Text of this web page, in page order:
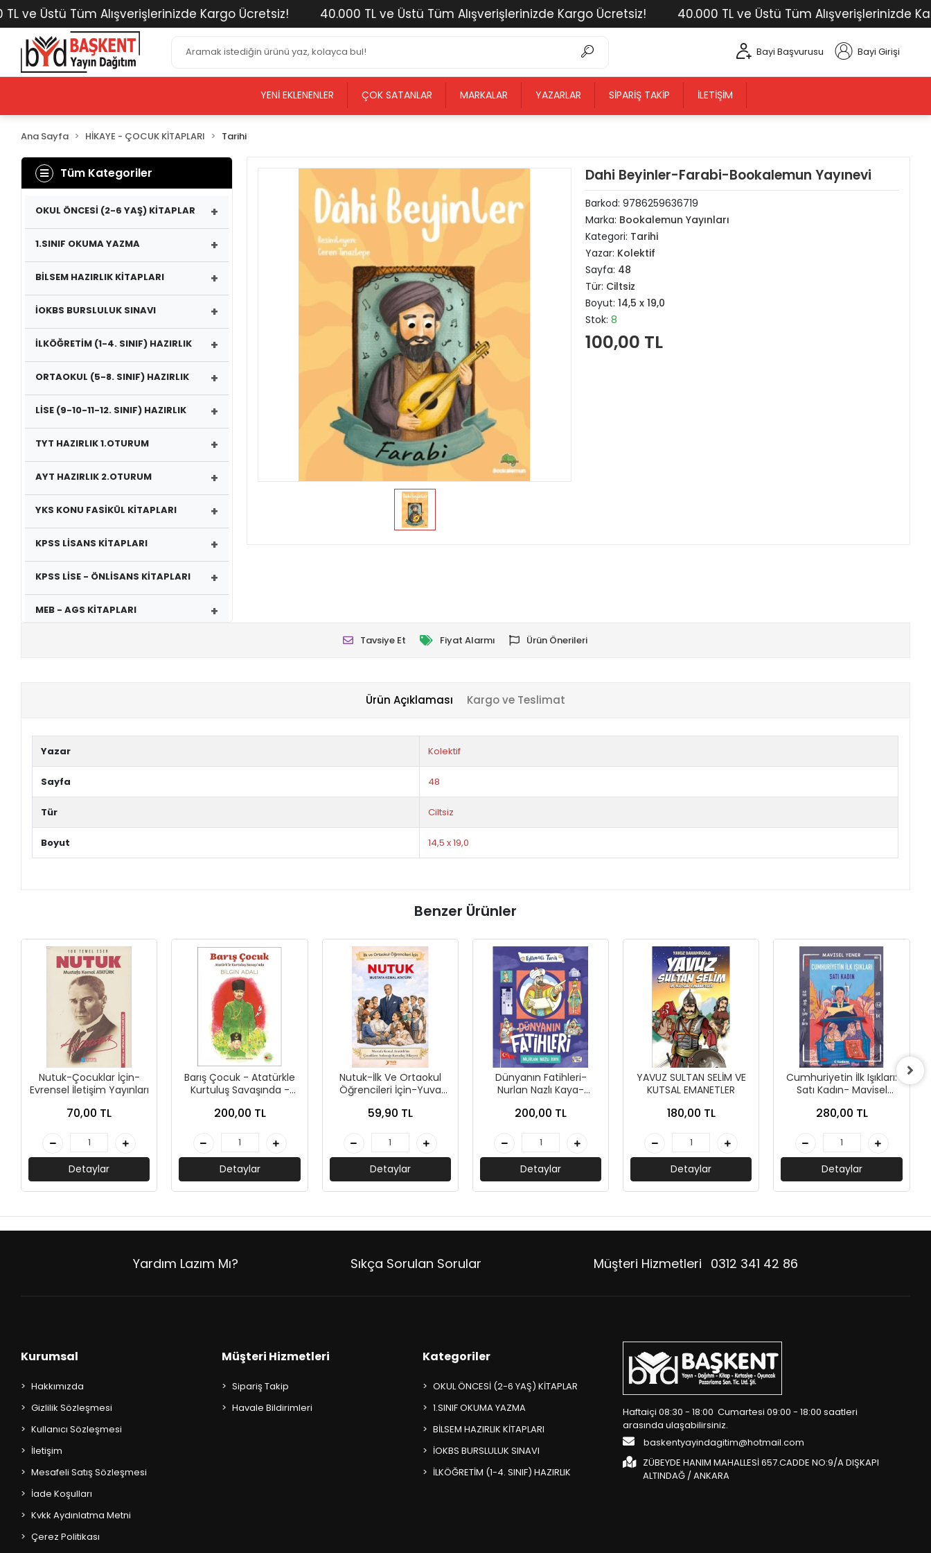
Üstü Tüm Alışverişlerinizde Kargo Ücretsiz! 40.000 TL ve Üstü Tüm Alışverişlerinizde Kargo Ücretsiz! 40.000 TL ve Üstü Tüm Alışverişlerinizde Kargo
Bayi Başvurusu Bayi Girişi
YENI EKLENENLER ÇOK SATANLAR MARKALAR YAZARLAR SIPARIŞ TAKIP İLETIŞIM
Ana Sayfa HİKAYE - ÇOCUK KİTAPLARI Tarihi
Tüm Kategoriler
OKUL ÖNCESİ (2-6 YAŞ) KİTAPLAR +
1.SINIF OKUMA YAZMA +
BİLSEM HAZIRLIK KİTAPLARI +
İOKBS BURSLULUK SINAVI +
İLKÖĞRETİM (1-4. SINIF) HAZIRLIK +
ORTAOKUL (5-8. SINIF) HAZIRLIK +
LİSE (9-10-11-12. SINIF) HAZIRLIK +
TYT HAZIRLIK 1.OTURUM +
AYT HAZIRLIK 2.OTURUM +
YKS KONU FASİKÜL KİTAPLARI +
KPSS LİSANS KİTAPLARI +
KPSS LİSE - ÖNLİSANS KİTAPLARI +
MEB - AGS KİTAPLARI +
ASKERİ LİSE - PMYO KİTAPLARI
YÖS KİTAPLARI
DHBT HAZIRLIK KİTAPLARI
ROMAN - KÜLTÜR KİTAPLARI +
HİKAYE - ÇOCUK KİTAPLARI +
KUTULU SETLER +
İNGİLİZCE HİKAYE KİTAPLARI
ALMANCA HİKAYE KİTAPLARI
FUTBOL - SPORCU KİTAPLARI
HOBİ - BULMACA KİTAPLARI +
ATLAS ÇEŞİTLERİ
KUR'AN-I KERİM - YASİN-İ ŞERİF
KONUŞMA KLAVUZLARI
Dahi Beyinler-Farabi-Bookalemun Yayınevi
Barkod: 9786259636719
Marka: Bookalemun Yayınları
Kategori: Tarihi
Yazar: Kolektif
Sayfa: 48
Tür: Ciltsiz
Boyut: 14,5 x 19,0
Stok: 8
100,00 TL
Tavsiye Et Fiyat Alarmı Ürün Önerileri
Ürün Açıklaması Kargo ve Teslimat
Yazar Kolektif
Sayfa 48
Tür Ciltsiz
Boyut 14,5 x 19,0
Benzer Ürünler
Nutuk-Çocuklar İçin-
Evrensel İletişim Yayınları
70,00 TL
Detaylar
Barış Çocuk - Atatürkle
Kurtuluş Savaşında -
200,00 TL
Detaylar
Nutuk-İlk Ve Ortaokul
Öğrencileri İçin-Yuva
59,90 TL
Detaylar
Dünyanın Fatihleri-
Nurlan Nazlı Kaya-
200,00 TL
Detaylar
YAVUZ SULTAN SELİM VE
KUTSAL EMANETLER
180,00 TL
Detaylar
Cumhuriyetin İlk Işıkları:
Satı Kadın- Mavisel
280,00 TL
Detaylar
Yardım Lazım Mı? Sıkça Sorulan Sorular Müşteri Hizmetleri 0312 341 42 86
Kurumsal
Hakkımızda
Gizlilik Sözleşmesi
Kullanıcı Sözleşmesi
İletişim
Mesafeli Satış Sözleşmesi
İade Koşulları
Kvkk Aydınlatma Metni
Çerez Politikası
Müşteri Hizmetleri
Sipariş Takip
Havale Bildirimleri
Kategoriler
OKUL ÖNCESİ (2-6 YAŞ) KİTAPLAR
1.SINIF OKUMA YAZMA
BİLSEM HAZIRLIK KİTAPLARI
İOKBS BURSLULUK SINAVI
İLKÖĞRETİM (1-4. SINIF) HAZIRLIK
Haftaiçi 08:30 - 18:00 Cumartesi 09:00 - 18:00 saatleri
arasında ulaşabilirsiniz.
baskentyayindagitim@hotmail.com
ZÜBEYDE HANIM MAHALLESİ 657.CADDE NO:9/A DIŞKAPI
ALTINDAĞ / ANKARA